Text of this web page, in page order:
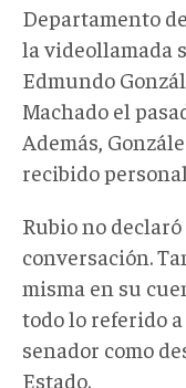
Departamento
la videollamada
Edmundo
Machado el
Además,
recibido
Rubio no
conversación.
misma en su
todo lo referido
senador como
Estado.